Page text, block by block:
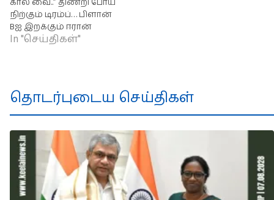
கால் வை..” திணறி போய்
நிற்கும் டிரம்ப்… பிளான்
Bஐ இறக்கும் ஈரான்
In "செய்திகள்"
தொடர்புடைய செய்திகள்